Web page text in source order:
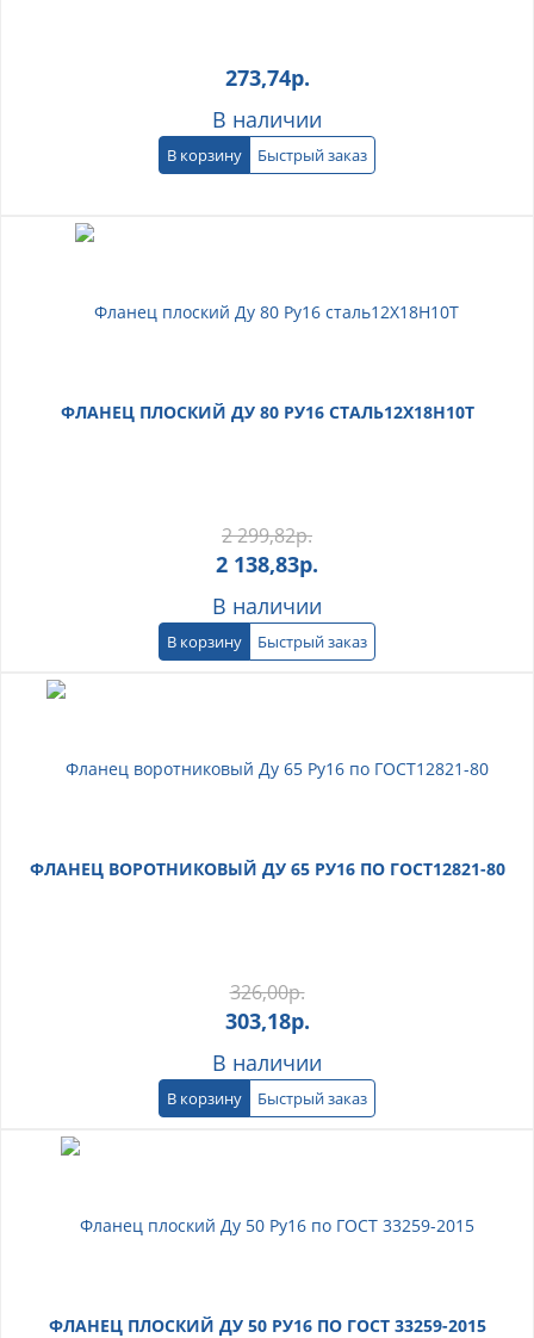
273,74р.
В наличии
В корзину Быстрый заказ
ФЛАНЕЦ ПЛОСКИЙ ДУ 80 РУ16 СТАЛЬ12Х18Н10Т
2 299,82р.
2 138,83р.
В наличии
В корзину Быстрый заказ
ФЛАНЕЦ ВОРОТНИКОВЫЙ ДУ 65 РУ16 ПО ГОСТ12821-80
326,00р.
303,18р.
В наличии
В корзину Быстрый заказ
ФЛАНЕЦ ПЛОСКИЙ ДУ 50 РУ16 ПО ГОСТ 33259-2015